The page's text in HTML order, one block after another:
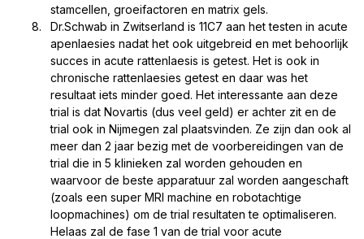
stamcellen, groeifactoren en matrix gels.
Dr.Schwab in Zwitserland is 11C7 aan het testen in acute
apenlaesies nadat het ook uitgebreid en met behoorlijk
succes in acute rattenlaesis is getest. Het is ook in
chronische rattenlaesies getest en daar was het
resultaat iets minder goed. Het interessante aan deze
trial is dat Novartis (dus veel geld) er achter zit en de
trial ook in Nijmegen zal plaatsvinden. Ze zijn dan ook al
meer dan 2 jaar bezig met de voorbereidingen van de
trial die in 5 klinieken zal worden gehouden en
waarvoor de beste apparatuur zal worden aangeschaft
(zoals een super MRI machine en robotachtige
loopmachines) om de trial resultaten te optimaliseren.
Helaas zal de fase 1 van de trial voor acute